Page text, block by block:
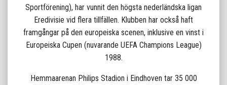
Sportförening), har vunnit den högsta nederländska ligan
Eredivisie vid flera tillfällen. Klubben har också haft
framgångar på den europeiska scenen, inklusive en vinst i
Europeiska Cupen (nuvarande UEFA Champions League)
1988.
Hemmaarenan Philips Stadion i Eindhoven tar 35 000